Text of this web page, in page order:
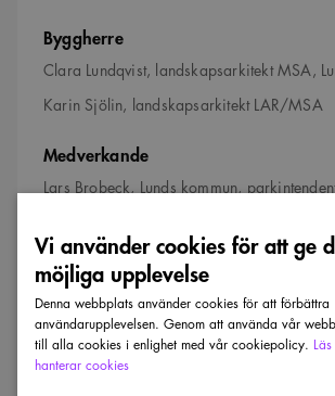
Byggherre
Clara Lundqvist, landskapsarkitekt MSA,
Karin Sjölin, landskapsarkitekt LAR/MSA
Medverkande
Lars Brobeck, Lunds kommun,
Magnus Hansson, Byggros
Sebastian Bengtsson, Kraftringen
Staffan Åkerlund, Kraftringen
Bengt Petterson, Structor, brokonstruktör
Vi använder cookies för att ge
möjliga upplevelse
Denna webbplats använder cookies för att förbättra
användarupplevelsen. Genom att använda vår
till alla cookies i enlighet med vår cookiepolicy.
hanterar cookies